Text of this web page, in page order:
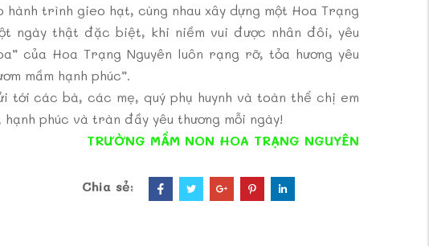
trình gieo hạt, cùng nhau xây dựng một Hoa Trạng
ngày thật đặc biệt, khi niềm vui được nhân đôi, yêu
của Hoa Trạng Nguyên luôn rạng rỡ, tỏa hương yêu
mầm hạnh phúc”.
tới các bà, các mẹ, quý phụ huynh và toàn thể chị em
phúc và tràn đầy yêu thương mỗi ngày!
TRƯỜNG MẦM NON HOA TRẠNG NGUYÊN
Chia sẻ: